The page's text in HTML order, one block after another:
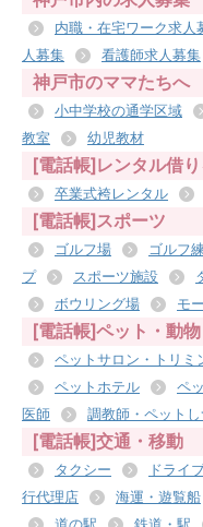
内職・在宅ワーク求人
人募集
看護師求人募集
神戸市のママたちへ
小中学校の通学区域
教室
幼児教材
[電話帳]レンタル借
卒業式袴レンタル
[電話帳]スポーツ
ゴルフ場 ゴルフ
プ
スポーツ施設
ボウリング場
モ
[電話帳]ペット・動物
ペットサロン・トリミ
ペットホテル
ペ
医師
調教師・ペット
[電話帳]交通・移動
タクシー ドライ
行代理店
海運・遊覧船